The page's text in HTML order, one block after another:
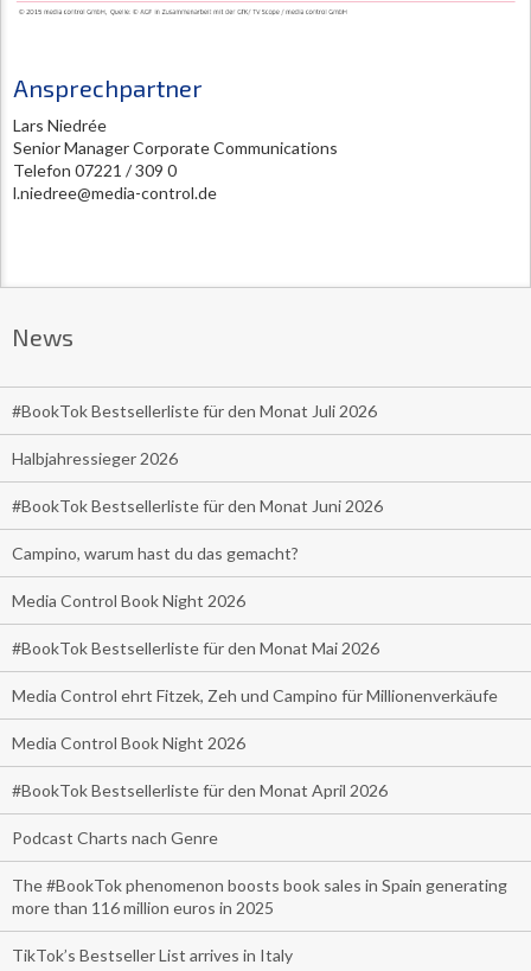
Ansprechpartner
Lars Niedrée
Senior Manager Corporate Communications
Telefon 07221 / 309 0
l.niedree@media-control.de
News
#BookTok Bestsellerliste für den Monat Juli 2026
Halbjahressieger 2026
#BookTok Bestsellerliste für den Monat Juni 2026
Campino, warum hast du das gemacht?
Media Control Book Night 2026
#BookTok Bestsellerliste für den Monat Mai 2026
Media Control ehrt Fitzek, Zeh und Campino für Millionenverkäufe
Media Control Book Night 2026
#BookTok Bestsellerliste für den Monat April 2026
Podcast Charts nach Genre
The #BookTok phenomenon boosts book sales in Spain generating
more than 116 million euros in 2025
TikTok’s Bestseller List arrives in Italy